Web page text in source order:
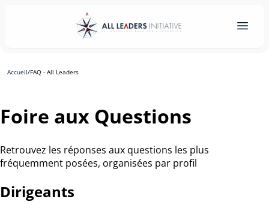
Accueil/FAQ - All Leaders
Foire aux Questions
Retrouvez les réponses aux questions les plus
fréquemment posées, organisées par profil
Dirigeants